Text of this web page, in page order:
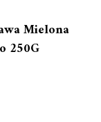
Mielona
250G